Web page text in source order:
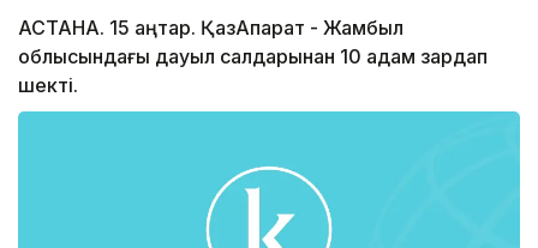
АСТАНА. 15 қаңтар. ҚазАқпарат - Жамбыл
облысындағы дауыл салдарынан 10 адам зардап
шекті.